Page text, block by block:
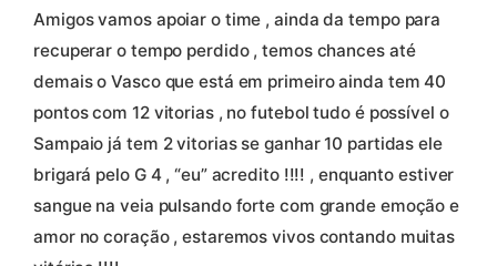
Amigos vamos apoiar o time , ainda da tempo para
recuperar o tempo perdido , temos chances até
demais o Vasco que está em primeiro ainda tem 40
pontos com 12 vitorias , no futebol tudo é possível o
Sampaio já tem 2 vitorias se ganhar 10 partidas ele
brigará pelo G 4 , “eu” acredito !!!! , enquanto estiver
sangue na veia pulsando forte com grande emoção e
amor no coração , estaremos vivos contando muitas